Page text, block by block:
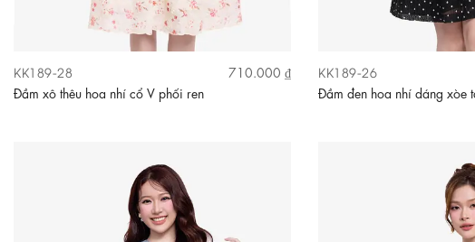
KK189-28
710.000 ₫
Đầm xô thêu hoa nhí cổ V phối ren
KK189-26
Đầm đen hoa nhí dáng xòe